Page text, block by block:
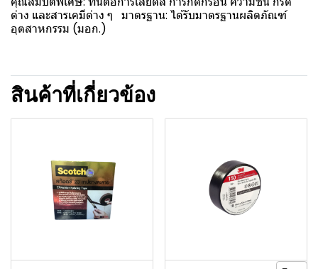
ด่าง และสารเคมีต่าง ๆ มาตรฐาน: ได้รับมาตรฐานผลิตภัณฑ์
อุตสาหกรรม (มอก.)
สินค้าที่เกี่ยวข้อง